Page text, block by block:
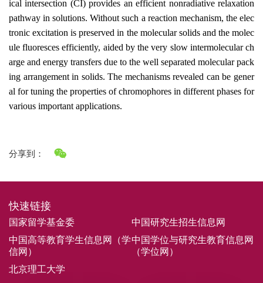
ical intersection (CI) provides an efficient nonradiative relaxation
pathway in solutions. Without such a reaction mechanism, the elec
tronic excitation is preserved in the molecular solids and the molec
ule fluoresces efficiently, aided by the very slow intermolecular ch
arge and energy transfers due to the well separated molecular pack
ing arrangement in solids. The mechanisms revealed can be gener
al for tuning the properties of chromophores in different phases for
various important applications.
分享到：
快速链接
国家留学基金委
中国研究生招生信息网
中国高等教育学生信息网（学
信网）
中国学位与研究生教育信息网
（学位网）
北京理工大学